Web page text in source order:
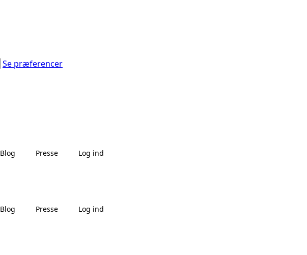
Se præferencer
Blog Presse Log ind
Blog Presse Log ind